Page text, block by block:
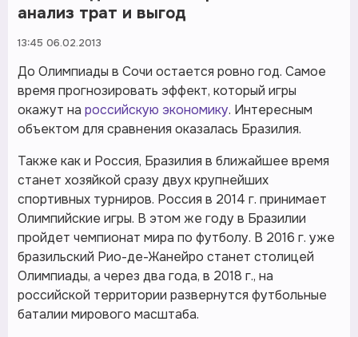
анализ трат и выгод
13:45 06.02.2013
До Олимпиады в Сочи остается ровно год. Самое
время прогнозировать эффект, который игры
окажут на российскую экономику. Интересным
объектом для сравнения оказалась Бразилия.
Также как и Россия, Бразилия в ближайшее время
станет хозяйкой сразу двух крупнейших
спортивных турниров. Россия в 2014 г. принимает
Олимпийские игры. В этом же году в Бразилии
пройдет чемпионат мира по футболу. В 2016 г. уже
бразильский Рио-де-Жанейро станет столицей
Олимпиады, а через два года, в 2018 г., на
российской территории развернутся футбольные
баталии мирового масштаба.